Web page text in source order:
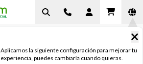
Aplicamos la siguiente configuración para mejorar tu
experiencia, puedes cambiarla cuando quieras.